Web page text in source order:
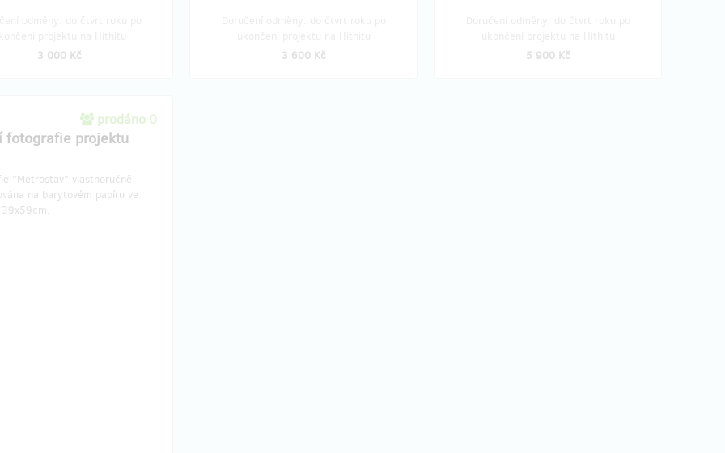
3 000 Kč
3 600 Kč
5 900 Kč
prodáno 0
fotografie projektu
"Metrostav" vlastnoručně
na barytovém papíru ve